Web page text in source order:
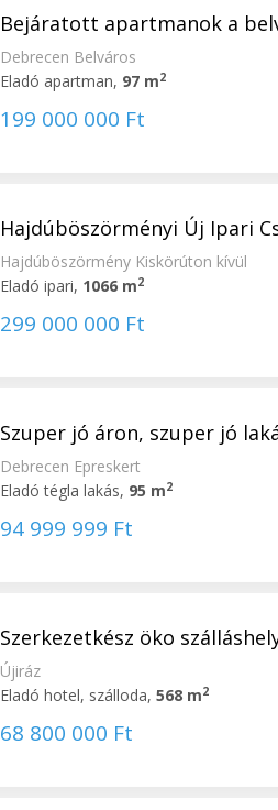
Bejáratott apartmanok a
Debrecen Belváros
Eladó apartman, 97 m2
199 000 000 Ft
Hajdúböszörményi Új Ipari
Hajdúböszörmény Kiskörúton kívül
Eladó ipari, 1066 m2
299 000 000 Ft
Szuper jó áron, szuper jó
Debrecen Epreskert
Eladó tégla lakás, 95 m2
94 999 999 Ft
Szerkezetkész öko
Újiráz
Eladó hotel, szálloda,568 m2
68 800 000 Ft